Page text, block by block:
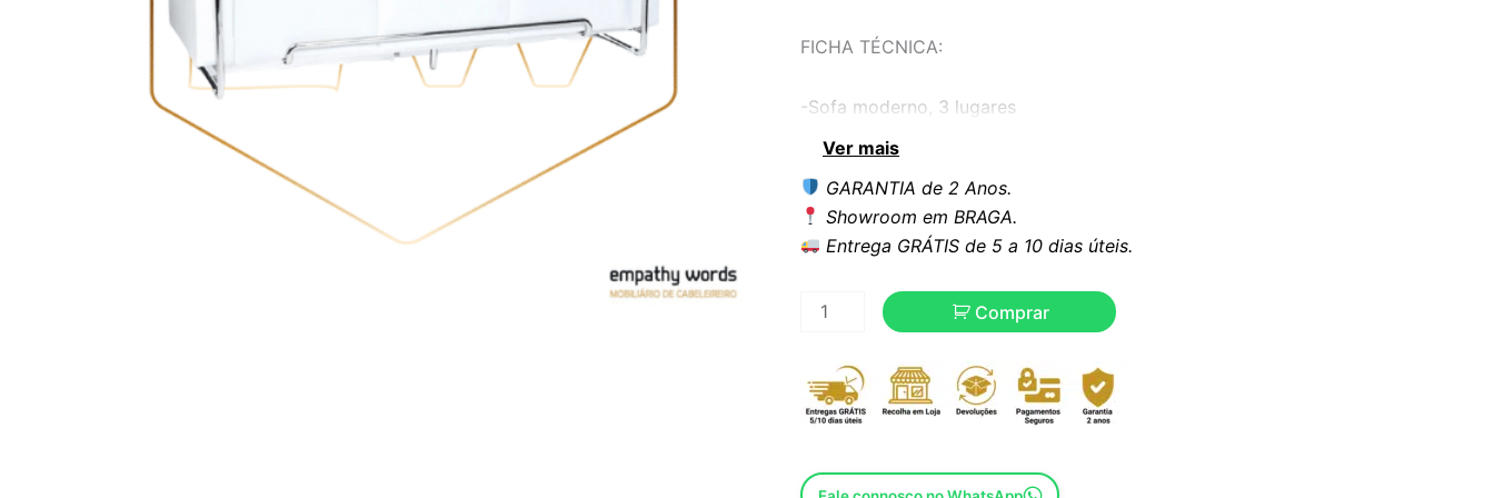
FICHA TÉCNICA:
-Sofa moderno, 3 lugares
-Estofo em pele sintética branca
-Outras cores disponíveis.
Largura: 183 cms
Ver mais
GARANTIA de 2 Anos.
Showroom em BRAGA.
Entrega GRÁTIS de 5 a 10 dias úteis.
Comprar